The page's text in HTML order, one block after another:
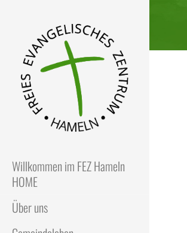
Willkommen im FEZ Hameln
HOME
Über uns